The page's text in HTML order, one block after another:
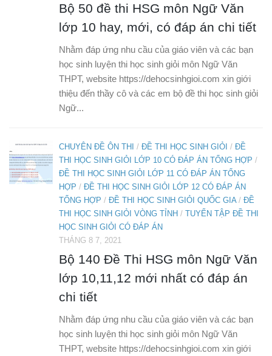
Bộ 50 đề thi HSG môn Ngữ Văn
lớp 10 hay, mới, có đáp án chi tiết
Nhằm đáp ứng nhu cầu của giáo viên và các bạn
học sinh luyện thi học sinh giỏi môn Ngữ Văn
THPT, website https://dehocsinhgioi.com xin giới
thiệu đến thầy cô và các em bộ đề thi học sinh giỏi
Ngữ...
CHUYÊN ĐỀ ÔN THI / ĐỀ THI HỌC SINH GIỎI / ĐỀ
THI HỌC SINH GIỎI LỚP 10 CÓ ĐÁP ÁN TỔNG HỢP /
ĐỀ THI HỌC SINH GIỎI LỚP 11 CÓ ĐÁP ÁN TỔNG
HỢP / ĐỀ THI HỌC SINH GIỎI LỚP 12 CÓ ĐÁP ÁN
TỔNG HỢP / ĐỀ THI HỌC SINH GIỎI QUỐC GIA / ĐỀ
THI HỌC SINH GIỎI VÒNG TỈNH / TUYỂN TẬP ĐỀ THI
HỌC SINH GIỎI CÓ ĐÁP ÁN
THÁNG 8 7, 2021
Bộ 140 Đề Thi HSG môn Ngữ Văn
lớp 10,11,12 mới nhất có đáp án
chi tiết
Nhằm đáp ứng nhu cầu của giáo viên và các bạn
học sinh luyện thi học sinh giỏi môn Ngữ Văn
THPT, website https://dehocsinhgioi.com xin giới